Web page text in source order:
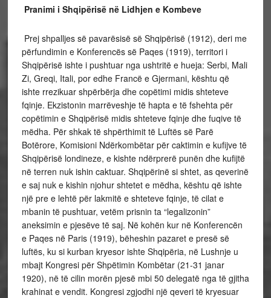
Pranimi i Shqipërisë në Lidhjen e Kombeve
Prej shpalljes së pavarësisë së Shqipërisë (1912), deri me
përfundimin e Konferencës së Paqes (1919), territori i
Shqipërisë ishte i pushtuar nga ushtritë e hueja: Serbi, Mali
Zi, Greqi, Itali, por edhe Francë e Gjermani, kështu që
ishte rrezikuar shpërbërja dhe copëtimi midis shteteve
fqinje. Ekzistonin marrëveshje të hapta e të fshehta për
copëtimin e Shqipërisë midis shteteve fqinje dhe fuqive të
mëdha. Për shkak të shpërthimit të Luftës së Parë
Botërore, Komisioni Ndërkombëtar për caktimin e kufijve të
Shqipërisë londineze, e kishte ndërprerë punën dhe kufijtë
në terren nuk ishin caktuar. Shqipërinë si shtet, as qeverinë
e saj nuk e kishin njohur shtetet e mëdha, kështu që ishte
një pre e lehtë për lakmitë e shteteve fqinje, të cilat e
mbanin të pushtuar, vetëm prisnin ta “legalizonin”
aneksimin e pjesëve të saj. Në kohën kur në Konferencën
e Paqes në Paris (1919), bëheshin pazaret e presë së
luftës, ku si kurban kryesor ishte Shqipëria, në Lushnje u
mbajt Kongresi për Shpëtimin Kombëtar (21-31 janar
1920), në të cilin morën pjesë mbi 50 delegatë nga të gjitha
krahinat e vendit. Kongresi zgjodhi një qeveri të kryesuar